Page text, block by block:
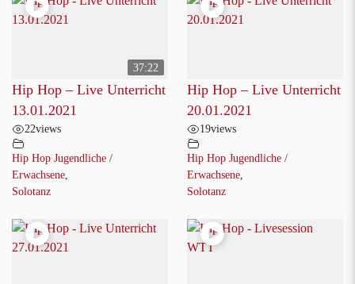
37:22
Hip Hop – Live Unterricht
13.01.2021
22views
Hip Hop Jugendliche /
Erwachsene
Solotanz
Hip Hop – Live Unterricht
20.01.2021
19views
Hip Hop Jugendliche /
Erwachsene
Solotanz